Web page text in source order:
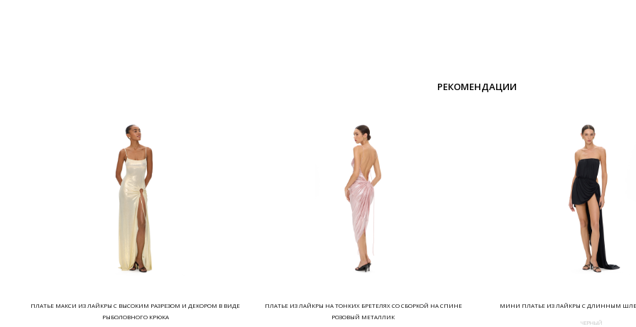
РЕКОМЕНДАЦИИ
ПЛАТЬЕ МАКСИ ИЗ ЛАЙКРЫ С ВЫСОКИМ РАЗРЕЗОМ И ДЕКОРОМ В ВИДЕ
РЫБОЛОВНОГО КРЮКА
ПЛАТЬЕ ИЗ ЛАЙКРЫ НА ТОНКИХ БРЕТЕЛЯХ СО СБОРКОЙ НА СПИНЕ
РОЗОВЫЙ МЕТАЛЛИК
МИНИ ПЛАТЬЕ ИЗ ЛАЙКРЫ С ДЛИННЫМ
ЧЕРНЫЙ